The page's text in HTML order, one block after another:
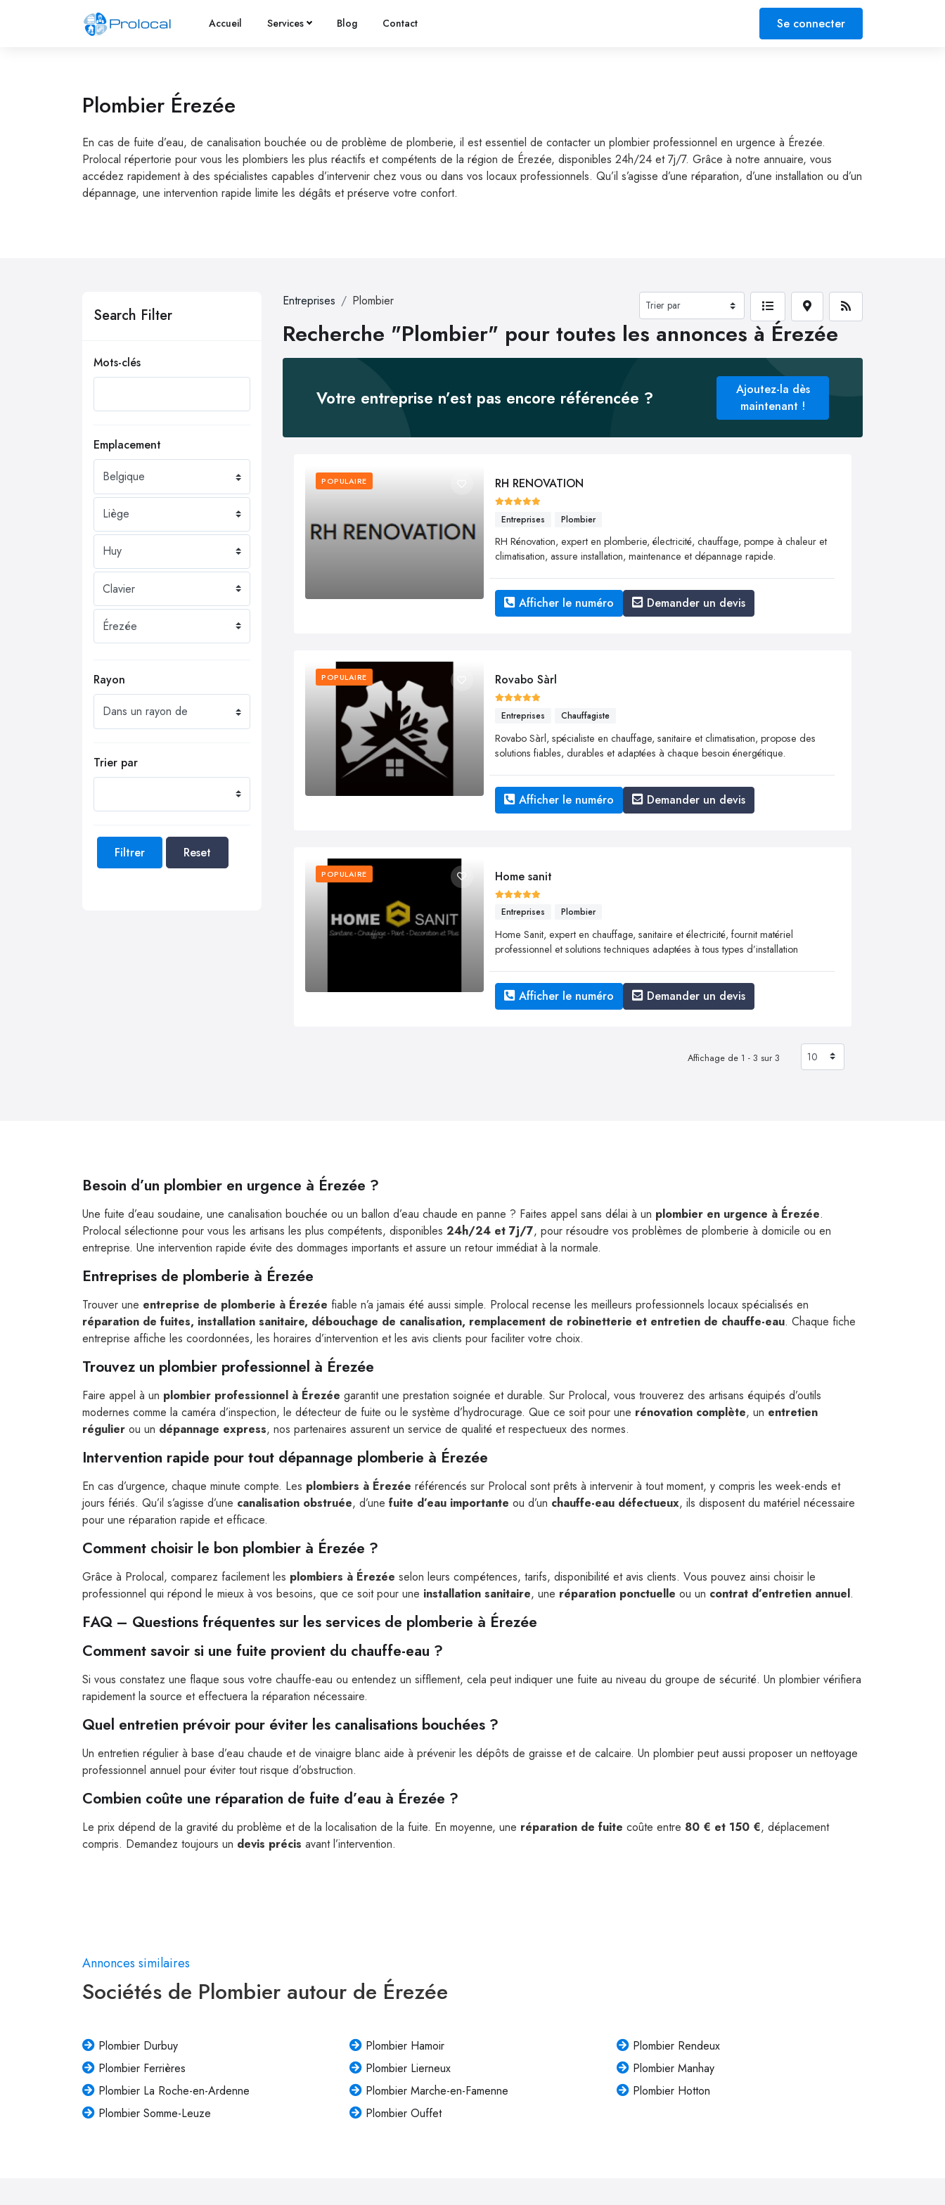
Accueil Services Blog Contact Se connecter
Plombier Érezée
En cas de fuite d’eau, de canalisation bouchée ou de problème de plomberie, il est essentiel de contacter un plombier professionnel en urgence à Érezée.
Prolocal répertorie pour vous les plombiers les plus réactifs et compétents de la région de Érezée, disponibles 24h/24 et 7j/7. Grâce à notre annuaire, vous
accédez rapidement à des spécialistes capables d’intervenir chez vous ou dans vos locaux professionnels. Qu’il s’agisse d’une réparation, d’une installation ou d’un
dépannage, une intervention rapide limite les dégâts et préserve votre confort.
Search Filter
Mots-clés
Emplacement
Rayon
Trier par
Filtrer Reset
Entreprises Plombier
Recherche "Plombier" pour toutes les annonces à Érezée
Votre entreprise n’est pas encore référencée ?
Ajoutez-la dès
maintenant !
POPULAIRE RH RENOVATION
Entreprises Plombier
RH Rénovation, expert en plomberie, électricité, chauffage, pompe à chaleur et
climatisation, assure installation, maintenance et dépannage rapide.
Afficher le numéro Demander un devis
POPULAIRE Rovabo Sàrl
Entreprises Chauffagiste
Rovabo Sàrl, spécialiste en chauffage, sanitaire et climatisation, propose des
solutions fiables, durables et adaptées à chaque besoin énergétique.
Afficher le numéro Demander un devis
POPULAIRE Home sanit
Entreprises Plombier
Home Sanit, expert en chauffage, sanitaire et électricité, fournit matériel
professionnel et solutions techniques adaptées à tous types d’installation
Afficher le numéro Demander un devis
Affichage de 1 - 3 sur 3
Besoin d’un plombier en urgence à Érezée ?
Une fuite d’eau soudaine, une canalisation bouchée ou un ballon d’eau chaude en panne ? Faites appel sans délai à un plombier en urgence à Érezée.
Prolocal sélectionne pour vous les artisans les plus compétents, disponibles 24h/24 et 7j/7, pour résoudre vos problèmes de plomberie à domicile ou en
entreprise. Une intervention rapide évite des dommages importants et assure un retour immédiat à la normale.
Entreprises de plomberie à Érezée
Trouver une entreprise de plomberie à Érezée fiable n’a jamais été aussi simple. Prolocal recense les meilleurs professionnels locaux spécialisés en
réparation de fuites, installation sanitaire, débouchage de canalisation, remplacement de robinetterie et entretien de chauffe-eau. Chaque fiche
entreprise affiche les coordonnées, les horaires d’intervention et les avis clients pour faciliter votre choix.
Trouvez un plombier professionnel à Érezée
Faire appel à un plombier professionnel à Érezée garantit une prestation soignée et durable. Sur Prolocal, vous trouverez des artisans équipés d’outils
modernes comme la caméra d’inspection, le détecteur de fuite ou le système d’hydrocurage. Que ce soit pour une rénovation complète, un entretien
régulier ou un dépannage express, nos partenaires assurent un service de qualité et respectueux des normes.
Intervention rapide pour tout dépannage plomberie à Érezée
En cas d’urgence, chaque minute compte. Les plombiers à Érezée référencés sur Prolocal sont prêts à intervenir à tout moment, y compris les week-ends et
jours fériés. Qu’il s’agisse d’une canalisation obstruée, d’une fuite d’eau importante ou d’un chauffe-eau défectueux, ils disposent du matériel nécessaire
pour une réparation rapide et efficace.
Comment choisir le bon plombier à Érezée ?
Grâce à Prolocal, comparez facilement les plombiers à Érezée selon leurs compétences, tarifs, disponibilité et avis clients. Vous pouvez ainsi choisir le
professionnel qui répond le mieux à vos besoins, que ce soit pour une installation sanitaire, une réparation ponctuelle ou un contrat d’entretien annuel.
FAQ – Questions fréquentes sur les services de plomberie à Érezée
Comment savoir si une fuite provient du chauffe-eau ?
Si vous constatez une flaque sous votre chauffe-eau ou entendez un sifflement, cela peut indiquer une fuite au niveau du groupe de sécurité. Un plombier vérifiera
rapidement la source et effectuera la réparation nécessaire.
Quel entretien prévoir pour éviter les canalisations bouchées ?
Un entretien régulier à base d’eau chaude et de vinaigre blanc aide à prévenir les dépôts de graisse et de calcaire. Un plombier peut aussi proposer un nettoyage
professionnel annuel pour éviter tout risque d’obstruction.
Combien coûte une réparation de fuite d’eau à Érezée ?
Le prix dépend de la gravité du problème et de la localisation de la fuite. En moyenne, une réparation de fuite coûte entre 80 € et 150 €, déplacement
compris. Demandez toujours un devis précis avant l’intervention.
Annonces similaires
Sociétés de Plombier autour de Érezée
Plombier Durbuy
Plombier Ferrières
Plombier La Roche-en-Ardenne
Plombier Somme-Leuze
Plombier Hamoir
Plombier Lierneux
Plombier Marche-en-Famenne
Plombier Ouffet
Plombier Rendeux
Plombier Manhay
Plombier Hotton